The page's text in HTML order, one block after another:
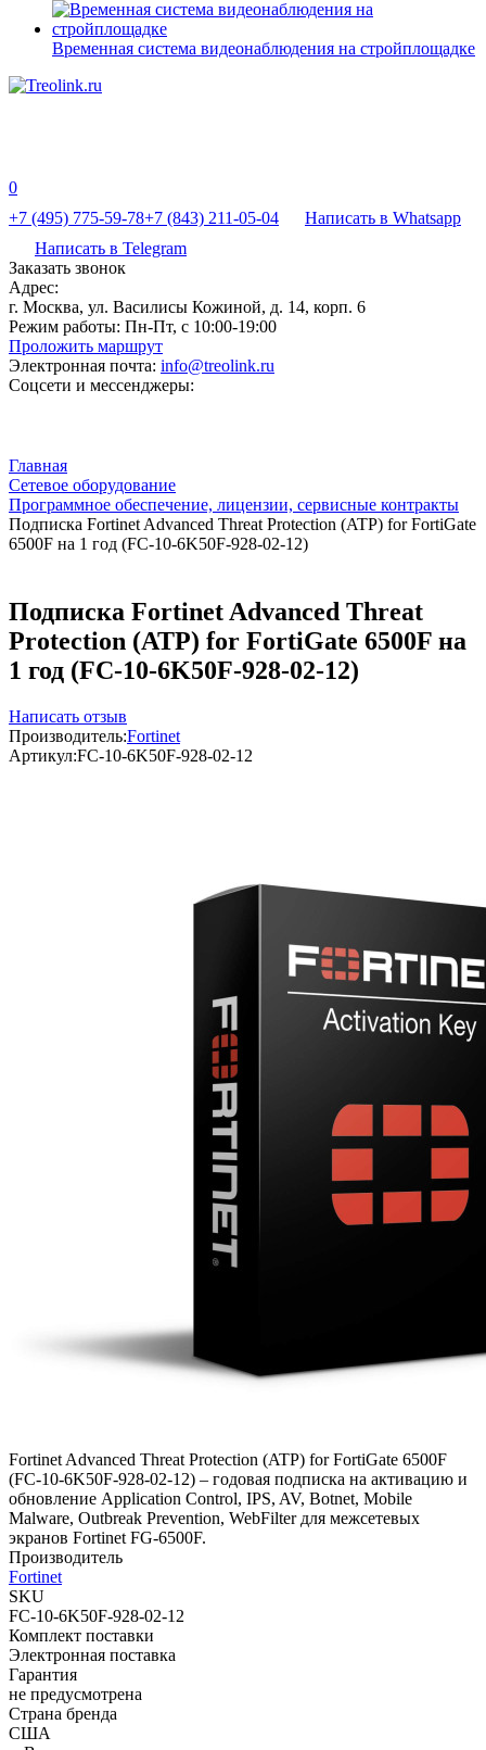
Временная система видеонаблюдения на стройплощадке
0
+7 (495) 775-59-78+7 (843) 211-05-04
Написать в Whatsapp
Написать в Telegram
Заказать звонок
Адрес:
г. Москва, ул. Василисы Кожиной, д. 14, корп. 6
Режим работы: Пн-Пт, с 10:00-19:00
Проложить маршрут
Электронная почта: info@treolink.ru
Соцсети и мессенджеры:
Главная
Сетевое оборудование
Программное обеспечение, лицензии, сервисные контракты
Подписка Fortinet Advanced Threat Protection (ATP) for FortiGate
6500F на 1 год (FC-10-6K50F-928-02-12)
Подписка Fortinet Advanced Threat
Protection (ATP) for FortiGate 6500F на
1 год (FC-10-6K50F-928-02-12)
Написать отзыв
Производитель:Fortinet
Артикул:FC-10-6K50F-928-02-12
Fortinet Advanced Threat Protection (ATP) for FortiGate 6500F
(FC-10-6K50F-928-02-12) – годовая подписка на активацию и
обновление Application Control, IPS, AV, Botnet, Mobile
Malware, Outbreak Prevention, WebFilter для межсетевых
экранов Fortinet FG-6500F.
Производитель
Fortinet
SKU
FC-10-6K50F-928-02-12
Комплект поставки
Электронная поставка
Гарантия
не предусмотрена
Страна бренда
США